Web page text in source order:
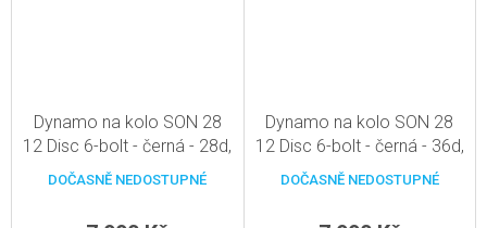
Dynamo na kolo SON 28
12 Disc 6-bolt - černá - 28d,
pevná osa 12mm
DOČASNĚ NEDOSTUPNÉ
Dynamo na kolo SON 28
12 Disc 6-bolt - černá - 36d,
pevná osa 12mm
DOČASNĚ NEDOSTUPNÉ